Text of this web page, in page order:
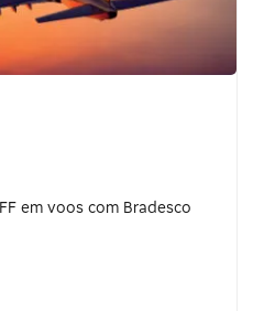
em voos com Bradesco